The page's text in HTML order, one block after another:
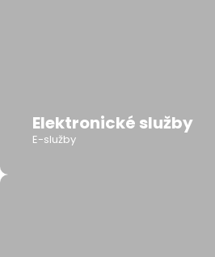
Elektronické služby
E-služby